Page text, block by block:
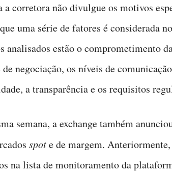
a corretora não divulgue os motivos
uma série de fatores é considerada
analisados estão o comprometimento
negociação, os níveis de
a transparência e os requisitos
semana, a exchange também
spote de margem.
na lista de monitoramento da